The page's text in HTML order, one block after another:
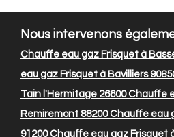
Nous intervenons
Chauffe eau gaz Frisquet à
eau gaz Frisquet à Bavilliers
Tain l'Hermitage 26600Chauffe
Remiremont 88200Chauffe eau
91200Chauffe eau gaz Frisquet